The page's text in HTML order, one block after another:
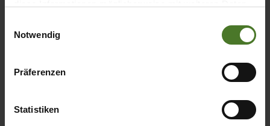
sie im Rahmen Ihrer Nutzung der Dienste gesammelt
Wir setzen im Rahmen des Trackings auch Dienstleister
Datenschutzbestimmungen ein, wodurch das Risiko von
behördlichen Zugriffen bzw. von Kontrollverlust bzgl.
Notwendig
Präferenzen
Statistiken
04.09.2025
AGRITECHNICA